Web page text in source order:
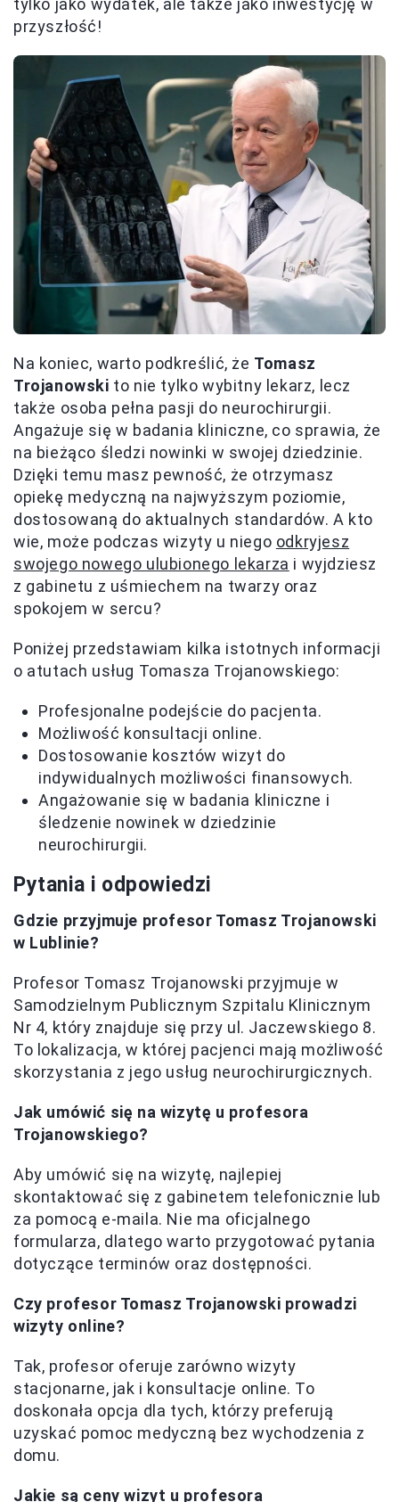
tylko jako wydatek, ale także jako inwestycję w
przyszłość!
Na koniec, warto podkreślić, że Tomasz
Trojanowski to nie tylko wybitny lekarz, lecz
także osoba pełna pasji do neurochirurgii.
Angażuje się w badania kliniczne, co sprawia, że
na bieżąco śledzi nowinki w swojej dziedzinie.
Dzięki temu masz pewność, że otrzymasz
opiekę medyczną na najwyższym poziomie,
dostosowaną do aktualnych standardów. A kto
wie, może podczas wizyty u niego odkryjesz
swojego nowego ulubionego lekarza i wyjdziesz
z gabinetu z uśmiechem na twarzy oraz
spokojem w sercu?
Poniżej przedstawiam kilka istotnych informacji
o atutach usług Tomasza Trojanowskiego:
Profesjonalne podejście do pacjenta.
Możliwość konsultacji online.
Dostosowanie kosztów wizyt do
indywidualnych możliwości finansowych.
Angażowanie się w badania kliniczne i
śledzenie nowinek w dziedzinie
neurochirurgii.
Pytania i odpowiedzi
Gdzie przyjmuje profesor Tomasz Trojanowski
w Lublinie?
Profesor Tomasz Trojanowski przyjmuje w
Samodzielnym Publicznym Szpitalu Klinicznym
Nr 4, który znajduje się przy ul. Jaczewskiego 8.
To lokalizacja, w której pacjenci mają możliwość
skorzystania z jego usług neurochirurgicznych.
Jak umówić się na wizytę u profesora
Trojanowskiego?
Aby umówić się na wizytę, najlepiej
skontaktować się z gabinetem telefonicznie lub
za pomocą e-maila. Nie ma oficjalnego
formularza, dlatego warto przygotować pytania
dotyczące terminów oraz dostępności.
Czy profesor Tomasz Trojanowski prowadzi
wizyty online?
Tak, profesor oferuje zarówno wizyty
stacjonarne, jak i konsultacje online. To
doskonała opcja dla tych, którzy preferują
uzyskać pomoc medyczną bez wychodzenia z
domu.
Jakie są ceny wizyt u profesora